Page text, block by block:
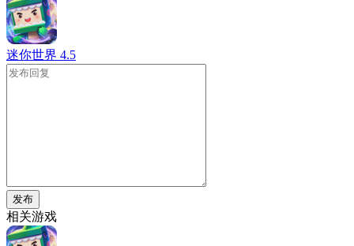
迷你世界 4.5
发布
相关游戏